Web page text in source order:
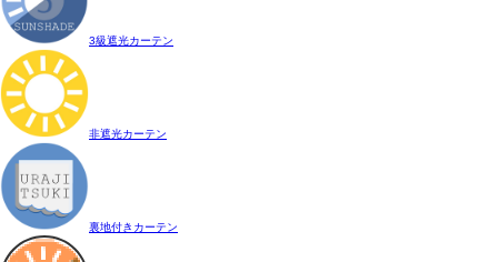
3級遮光カーテン
非遮光カーテン
裏地付きカーテン